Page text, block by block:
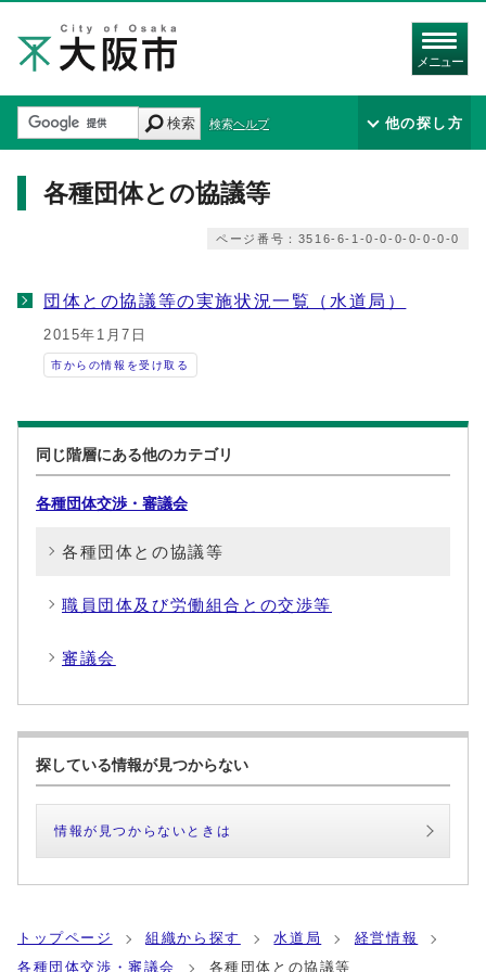
メニュー
検索 検索ヘルプ 他の探し方
各種団体との協議等
ページ番号：3516-6-1-0-0-0-0-0-0-0
団体との協議等の実施状況一覧（水道局）
2015年1月7日
市からの情報を受け取る
同じ階層にある他のカテゴリ
各種団体交渉・審議会
各種団体との協議等
職員団体及び労働組合との交渉等
審議会
探している情報が見つからない
情報が見つからないときは
トップページ 組織から探す 水道局
経営情報
各種団体交渉・審議会
各種団体との協議等